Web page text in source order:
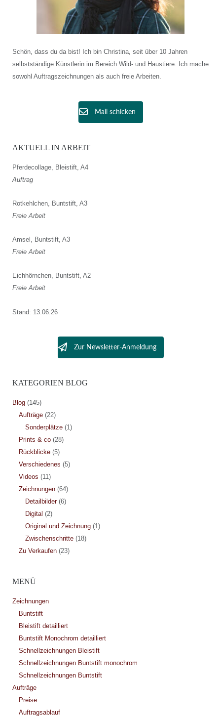
Schön, dass du da bist! Ich bin Christina, seit über 10 Jahren
selbstständige Künstlerin im Bereich Wild- und Haustiere. Ich mache
sowohl Auftragszeichnungen als auch freie Arbeiten.
Mail schicken
AKTUELL IN ARBEIT
Pferdecollage, Bleistift, A4
Auftrag
Rotkehlchen, Buntstift, A3
Freie Arbeit
Amsel, Buntstift, A3
Freie Arbeit
Eichhörnchen, Buntstift, A2
Freie Arbeit
Stand: 13.06.26
Zur Newsletter-Anmeldung
KATEGORIEN BLOG
Blog(145)
Aufträge(22)
Sonderplätze(1)
Prints & co(28)
Rückblicke(5)
Verschiedenes (5)
Videos (11)
Zeichnungen(64)
Detailbilder(6)
Digital (2)
Original und Zeichnung(1)
Zwischenschritte(18)
Zu Verkaufen(23)
MENÜ
Zeichnungen
Buntstift
Bleistift detailliert
Buntstift Monochrom detailliert
Schnellzeichnungen Bleistift
Schnellzeichnungen Buntstift monochrom
Schnellzeichnungen Buntstift
Aufträge
Preise
Auftragsablauf